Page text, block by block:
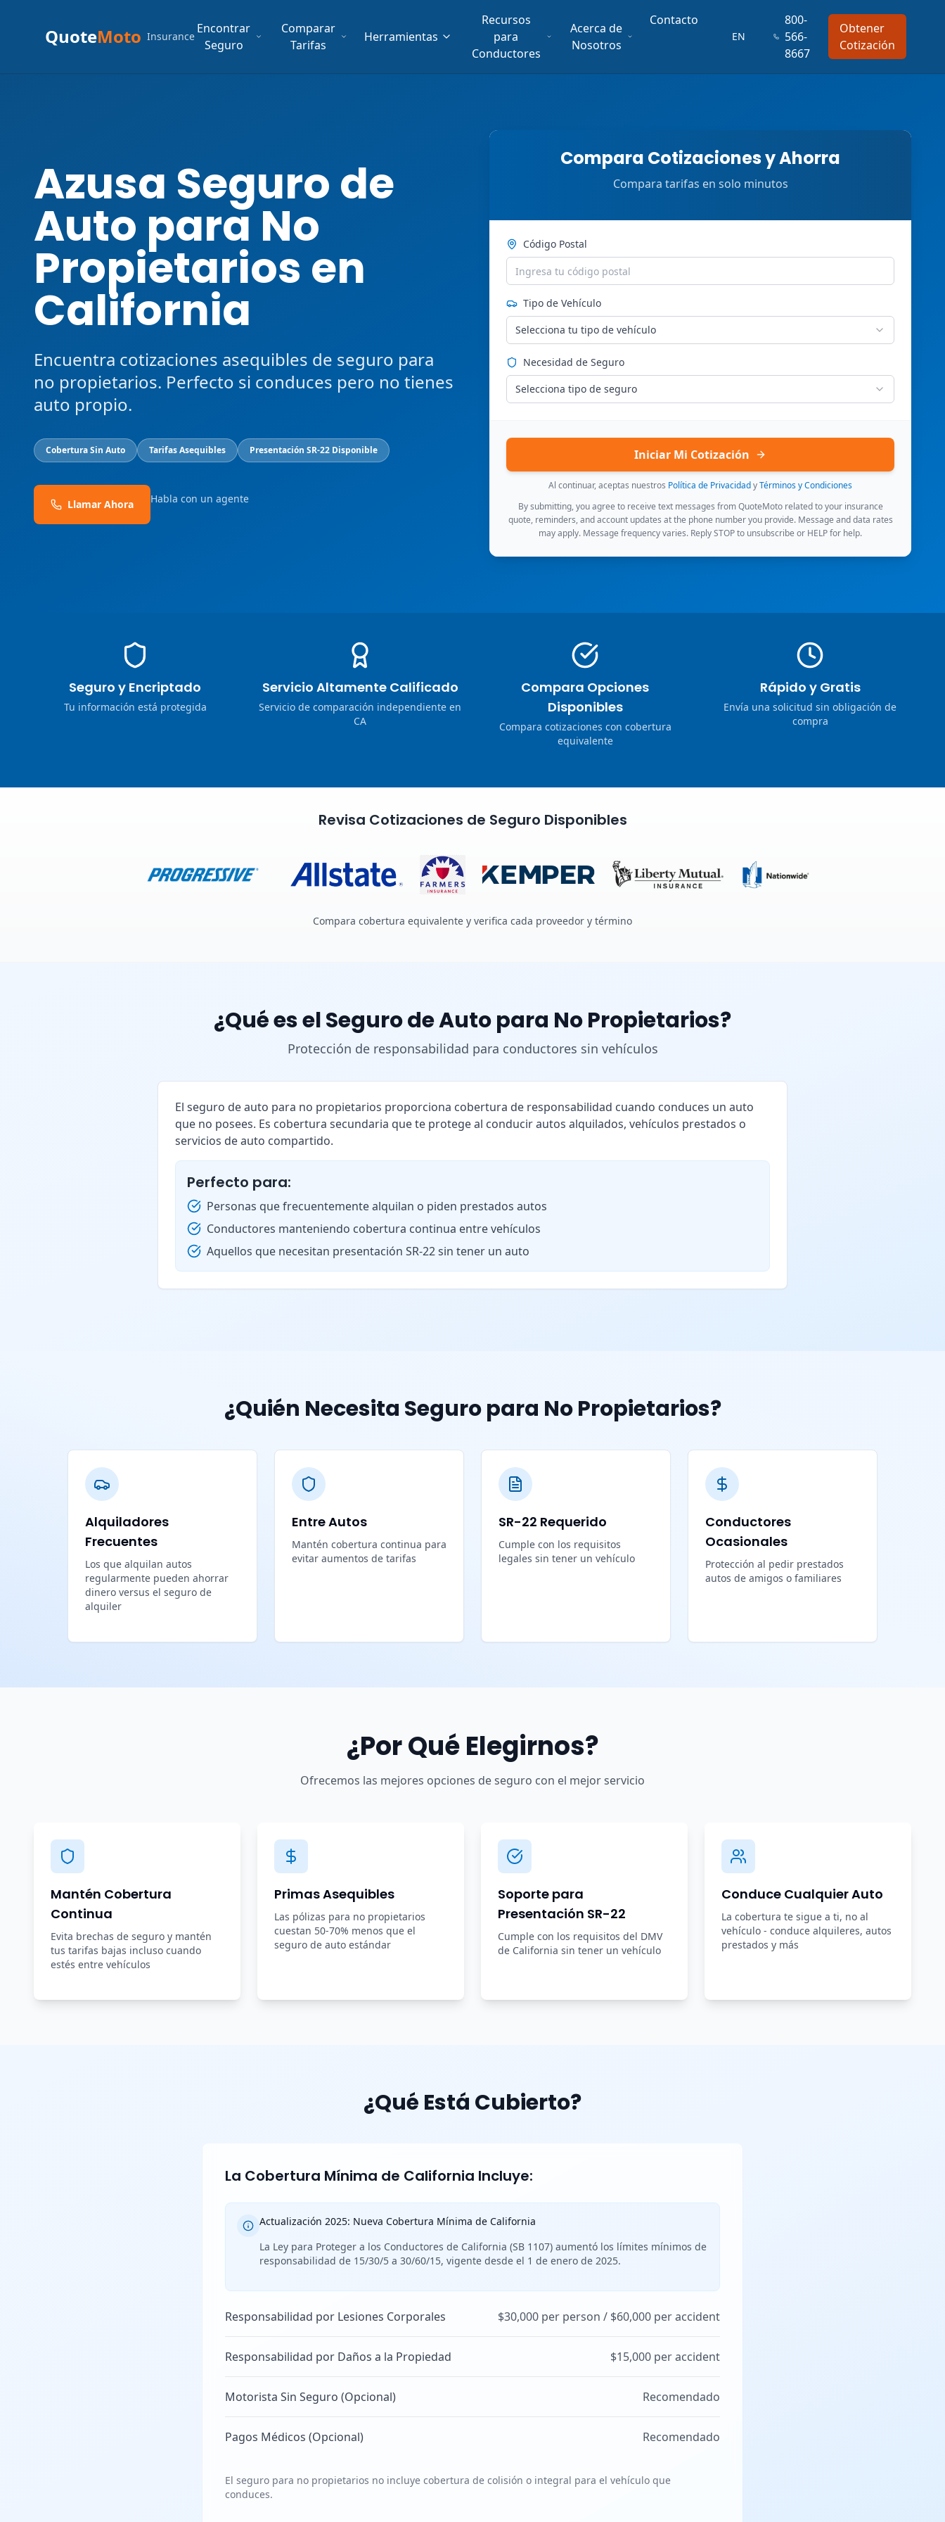
QuoteMoto Insurance
Encontrar
Seguro
Comparar
Tarifas
Herramientas
Recursos
para
Conductores
Acerca de
Nosotros
Contacto
EN
800-
566-
8667
Obtener
Cotización
Azusa Seguro de
Auto para No
Propietarios en
California
Encuentra cotizaciones asequibles de seguro para
no propietarios. Perfecto si conduces pero no tienes
auto propio.
Cobertura Sin Auto Tarifas Asequibles Presentación SR-22 Disponible
Llamar Ahora Habla con un agente
Compara Cotizaciones y Ahorra
Compara tarifas en solo minutos
Código Postal
Tipo de Vehículo
Selecciona tu tipo de vehículo
Necesidad de Seguro
Selecciona tipo de seguro
Iniciar Mi Cotización
Al continuar, aceptas nuestros Política de PrivacidadyTérminos y Condiciones
By submitting, you agree to receive text messages from QuoteMoto related to your insurance
quote, reminders, and account updates at the phone number you provide. Message and data rates
may apply. Message frequency varies. Reply STOP to unsubscribe or HELP for help.
Seguro y Encriptado
Tu información está protegida
Servicio Altamente Calificado
Servicio de comparación independiente en
CA
Compara Opciones
Disponibles
Compara cotizaciones con cobertura
equivalente
Rápido y Gratis
Envía una solicitud sin obligación de
compra
Revisa Cotizaciones de Seguro Disponibles
Compara cobertura equivalente y verifica cada proveedor y término
¿Qué es el Seguro de Auto para No Propietarios?
Protección de responsabilidad para conductores sin vehículos
El seguro de auto para no propietarios proporciona cobertura de responsabilidad cuando conduces un auto
que no posees. Es cobertura secundaria que te protege al conducir autos alquilados, vehículos prestados o
servicios de auto compartido.
Perfecto para:
Personas que frecuentemente alquilan o piden prestados autos
Conductores manteniendo cobertura continua entre vehículos
Aquellos que necesitan presentación SR-22 sin tener un auto
¿Quién Necesita Seguro para No Propietarios?
Alquiladores
Frecuentes
Los que alquilan autos
regularmente pueden ahorrar
dinero versus el seguro de
alquiler
Entre Autos
Mantén cobertura continua para
evitar aumentos de tarifas
SR-22 Requerido
Cumple con los requisitos
legales sin tener un vehículo
Conductores
Ocasionales
Protección al pedir prestados
autos de amigos o familiares
¿Por Qué Elegirnos?
Ofrecemos las mejores opciones de seguro con el mejor servicio
Mantén Cobertura
Continua
Evita brechas de seguro y mantén
tus tarifas bajas incluso cuando
estés entre vehículos
Primas Asequibles
Las pólizas para no propietarios
cuestan 50-70% menos que el
seguro de auto estándar
Soporte para
Presentación SR-22
Cumple con los requisitos del DMV
de California sin tener un vehículo
Conduce Cualquier Auto
La cobertura te sigue a ti, no al
vehículo - conduce alquileres, autos
prestados y más
¿Qué Está Cubierto?
La Cobertura Mínima de California Incluye:
Actualización 2025: Nueva Cobertura Mínima de California
La Ley para Proteger a los Conductores de California (SB 1107) aumentó los límites mínimos de
responsabilidad de 15/30/5 a 30/60/15, vigente desde el 1 de enero de 2025.
Responsabilidad por Lesiones Corporales $30,000 per person / $60,000 per accident
Responsabilidad por Daños a la Propiedad $15,000 per accident
Motorista Sin Seguro (Opcional) Recomendado
Pagos Médicos (Opcional) Recomendado
El seguro para no propietarios no incluye cobertura de colisión o integral para el vehículo que
conduces.